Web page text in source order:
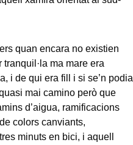
quan encara no existien
ma mare era
i de qui era fill i si se’n podia
mai camino però que
d’aigua, ramificacions
colors canviants,
minuts en bici, i aquell